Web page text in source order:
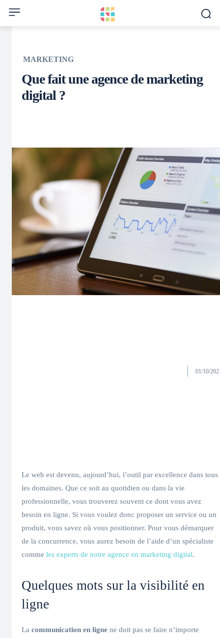
MARKETING
Que fait une agence de marketing
digital ?
01/10/
Le web est devenu, aujourd’hui, l’outil par excellence dans tous
les domaines. Que ce soit au quotidien ou dans la vie
professionnelle, vous trouverez souvent ce dont vous avez
besoin en ligne. Si vous voulez donc proposer un service ou un
produit, vous savez où vous positionner. Pour vous démarquer
de la concurrence, vous aurez besoin de l’aide d’un spécialiste
comme les experts de notre agence en marketing digital.
Quelques mots sur la visibilité en
ligne
La communication en ligne ne doit pas se faire n’importe